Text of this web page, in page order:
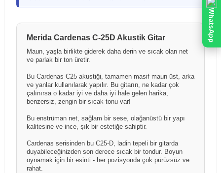
kutuda hasar olmasa bile darbe kaynaklı iç hasar
edilmesi durumunda, teslimat öncesinde kargo
görevlisine "Hasar Tespit Tutanağı" tutturulması yasal
bir zorunluluktur; bu işlem sayesinde taşıma kaynaklı
başlatılabilirken, tutanaksız teslim alınan gönderilerde
hasarın taşıma aşamasında oluştuğu ispatlanamadığı
için sonradan yapılacak bildirimler kabul
edilememektedir.
sonuçları; kullanım şekli, kurulum ortamı, elektrik
altyapısı, kullanılan diğer ekipmanlar ve çevresel
firmalar ürün özelliklerinde önceden bildirim
Kutu içeriği ve ürünle birlikte sunulan aksesuarlar
üretici firma ve dağıtım politikalarına bağlı olarak ülke,
bölge veya parti bazında farklılık gösterebilir. Ürün
ve gerçek ürün, kutu içeriği veya renk tonları
görsellerden farklılık gösterebilir.
Merida Cardenas C-25D Akustik Gitar
Maun, yaşla birlikte giderek daha derin ve sıcak olan net
ve parlak bir ton üretir.
Bu Cardenas C25 akustiği, tamamen masif maun üst, arka
ve yanlar kullanılarak yapılır. Bu gitarın, ne kadar çok
çalınırsa o kadar iyi ve daha iyi hale gelen harika,
benzersiz, zengin bir sıcak tonu var!
Bu enstrüman net, sağlam bir sese, olağanüstü bir yapı
kalitesine ve ince, şık bir estetiğe sahiptir.
Cardenas serisinden bu C25-D, ladin tepeli bir gitarda
duyabileceğinizden son derece sıcak bir tondur. Boyun
oynamak için bir esinti - her pozisyonda çok pürüzsüz ve
rahat.
WhatsApp